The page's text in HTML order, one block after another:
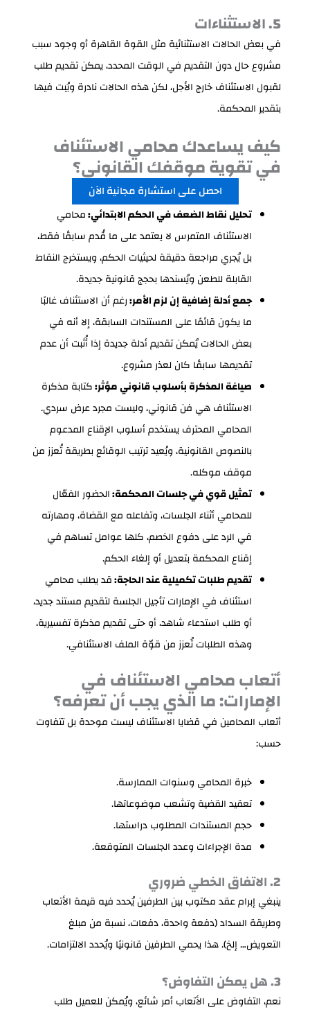
5. الاستثناءات
في بعض الحالات الاستثنائية مثل القوة القاهرة أو وجود سبب
مشروع حال دون التقديم في الوقت المحدد، يمكن تقديم طلب
لقبول الاستئناف خارج الأجل، لكن هذه الحالات نادرة ويُبت فيها
بتقدير المحكمة.
كيف يساعدك محامي الاستئناف
في تقوية موقفك القانوني؟
احصل على استشارة مجانية الآن
تحليل نقاط الضعف في الحكم الابتدائي:محامي
الاستئناف المتمرس لا يعتمد على ما قُدم سابقًا فقط،
بل يُجري مراجعة دقيقة لحيثيات الحكم، ويستخرج النقاط
القابلة للطعن ويُسندها بحجج قانونية جديدة.
جمع أدلة إضافية إن لزم الأمر:رغم أن الاستئناف غالبًا
ما يكون قائمًا على المستندات السابقة، إلا أنه في
بعض الحالات يُمكن تقديم أدلة جديدة إذا أُثبت أن عدم
تقديمها سابقًا كان لعذر مشروع.
صياغة المذكرة بأسلوب قانوني مؤثر:كتابة مذكرة
الاستئناف هي فن قانوني، وليست مجرد عرض سردي.
المحامي المحترف يستخدم أسلوب الإقناع المدعوم
بالنصوص القانونية، ويُعيد ترتيب الوقائع بطريقة تُعزز من
موقف موكله.
تمثيل قوي في جلسات المحكمة:الحضور الفعّال
للمحامي أثناء الجلسات، وتفاعله مع القضاة، ومهارته
في الرد على دفوع الخصم، كلها عوامل تساهم في
إقناع المحكمة بتعديل أو إلغاء الحكم.
تقديم طلبات تكميلية عند الحاجة:قد يطلب محامي
استئناف في الإمارات تأجيل الجلسة لتقديم مستند جديد،
أو طلب استدعاء شاهد، أو حتى تقديم مذكرة تفسيرية،
وهذه الطلبات تُعزز من قوّة الملف الاستئنافي.
أتعاب محامي الاستئناف في
الإمارات: ما الذي يجب أن تعرفه؟
أتعاب المحامين في قضايا الاستئناف ليست موحدة بل تتفاوت
حسب:
خبرة المحامي وسنوات الممارسة.
تعقيد القضية وتشعب موضوعاتها.
حجم المستندات المطلوب دراستها.
مدة الإجراءات وعدد الجلسات المتوقعة.
2. الاتفاق الخطي ضروري
ينبغي إبرام عقد مكتوب بين الطرفين يُحدد فيه قيمة الأتعاب
وطريقة السداد (دفعة واحدة، دفعات، نسبة من مبلغ
التعويض… إلخ). هذا يحمي الطرفين قانونيًا ويُحدد الالتزامات.
3. هل يمكن التفاوض؟
نعم، التفاوض على الأتعاب أمر شائع، ويُمكن للعميل طلب